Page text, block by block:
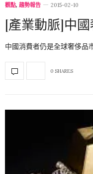
觀點, 趨勢報告 2015-02-10
[產業動脈]中
中國消費者仍是全球奢侈品
0 SHARES